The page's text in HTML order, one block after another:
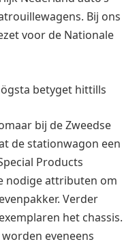
Bij ons
voor de Nationale
bij de Zweedse
de stationwagon een
Products
nodige attributen om
Verder
het chassis.
eveneens